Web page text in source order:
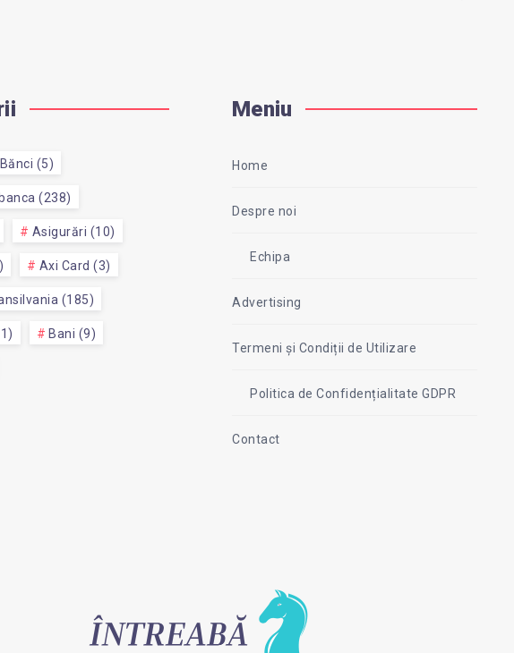
(5)
(238)
Asigurări (10)
Axi Card (3)
(185)
Bani (9)
Meniu
Home
Despre noi
Echipa
Advertising
Termeni și Condiții de Utilizare
Politica de Confidențialitate GDPR
Contact